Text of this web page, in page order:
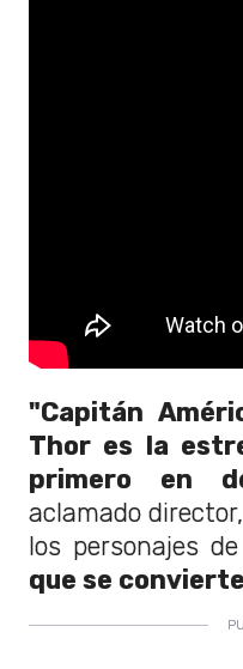
"Capitán
Thor es la
primero en
aclamado
los personajes
que se